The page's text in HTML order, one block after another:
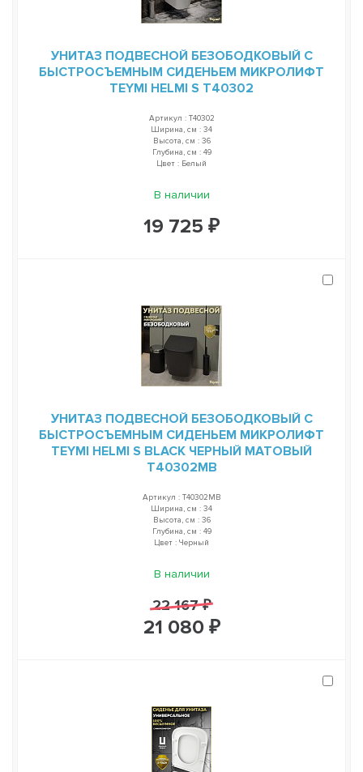
УНИТАЗ ПОДВЕСНОЙ БЕЗОБОДКОВЫЙ С
БЫСТРОСЪЕМНЫМ СИДЕНЬЕМ МИКРОЛИФТ
TEYMI HELMI S T40302
Артикул : T40302
Ширина, см : 34
Высота, см : 36
Глубина, см : 49
Цвет : Белый
В наличии
19 725 ₽
УНИТАЗ ПОДВЕСНОЙ БЕЗОБОДКОВЫЙ С
БЫСТРОСЪЕМНЫМ СИДЕНЬЕМ МИКРОЛИФТ
TEYMI HELMI S BLACK ЧЕРНЫЙ МАТОВЫЙ
T40302MB
Артикул : T40302MB
Ширина, см : 34
Высота, см : 36
Глубина, см : 49
Цвет : Черный
В наличии
22 167 ₽
21 080 ₽